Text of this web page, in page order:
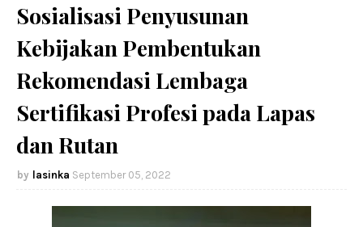
Sosialisasi Penyusunan
Kebijakan Pembentukan
Rekomendasi Lembaga
Sertifikasi Profesi pada Lapas
dan Rutan
lasinka September 05, 2022